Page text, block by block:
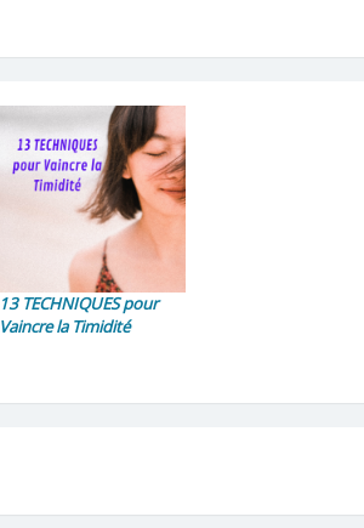
13 TECHNIQUES pour
Vaincre la Timidité